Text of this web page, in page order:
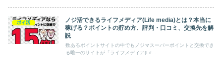
ポイ活
ノジ活できるライフメディア(Life media)とは？本当に
稼げる？ポイントの貯め方、評判・口コミ、交換先を解
説
数あるポイントサイトの中でもノジマスーパーポイントと交換でき
る唯一のサイトが「ライフメディア(Lif...